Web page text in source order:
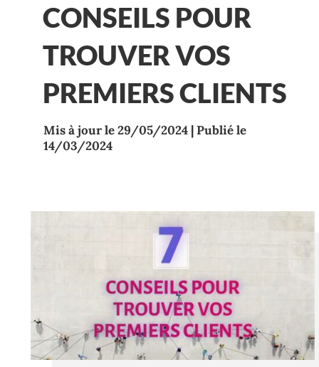
CONSEILS POUR
TROUVER VOS
PREMIERS CLIENTS
Mis à jour le 29/05/2024 | Publié le
14/03/2024